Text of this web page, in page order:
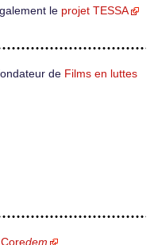
le projet TESSA
de Films en luttes
Coredem